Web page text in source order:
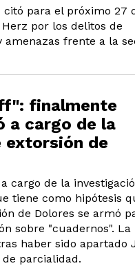
citó para el próximo 27
por los delitos de
frente a la
finalmente
a cargo de la
extorsión de
cargo de la
tiene como hipótesis
de Dolores se armó
sobre "cuadernos". La
haber sido apartado
parcialidad.